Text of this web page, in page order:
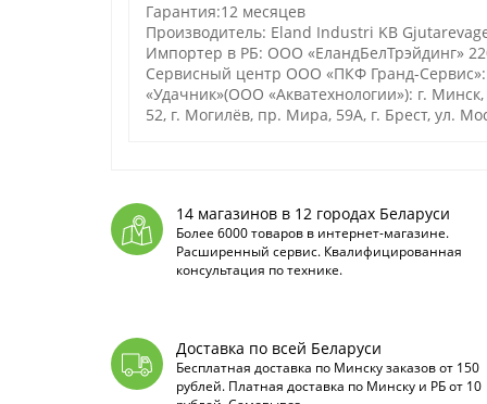
Гарантия:12 месяцев
Производитель: Eland Industri KB
Импортер в РБ: ООО «ЕландБелТрэйдинг»
Сервисный центр ООО «ПКФ Гранд-
«Удачник»(ООО «Акватехнологии»): г. Минск,
52, г. Могилёв, пр. Мира, 59А, г. Брест, ул.
14 магазинов в 12 городах Беларуси
Более 6000 товаров в интернет-магазине.
Расширенный сервис. Квалифицированная
консультация по технике.
Доставка по всей Беларуси
Бесплатная доставка по Минску заказов от 150
рублей. Платная доставка по Минску и РБ от 10